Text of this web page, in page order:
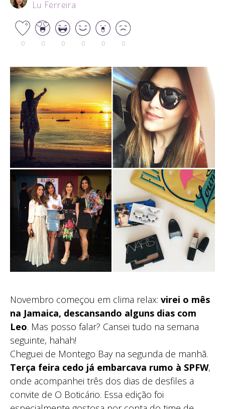
Lu Ferreira
0 0 0 0 0 0
Novembro começou em clima relax: virei o mês
na Jamaica, descansando alguns dias com
Leo. Mas posso falar? Cansei tudo na semana
seguinte, hahah!
Cheguei de Montego Bay na segunda de manhã.
Terça feira cedo já embarcava rumo à SPFW,
onde acompanhei três dos dias de desfiles a
convite de O Boticário. Essa edição foi